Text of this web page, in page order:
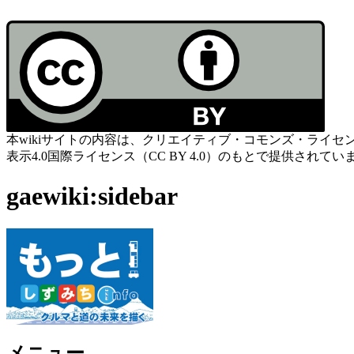
本wikiサイトの内容は、クリエイティブ・コモンズ・ライセ
表示4.0国際ライセンス（CC BY 4.0）のもとで提供されてい
gaewiki:sidebar